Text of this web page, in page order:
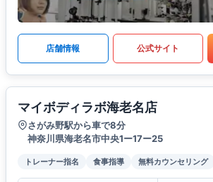
店舗情報 公式サイト
マイボディラボ海老名店
さがみ野駅から車で8分
神奈川県海老名市中央1ー17ー25
トレーナー指名 食事指導 無料カウンセリング